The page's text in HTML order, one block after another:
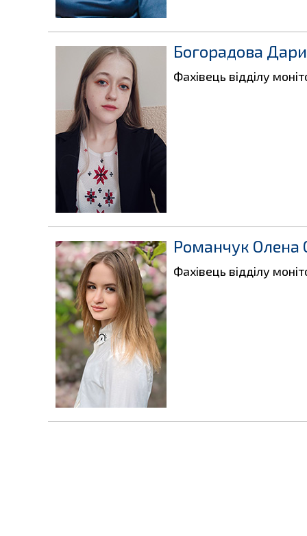
Богорадова
Фахівець відділу
Романчук Олена
Фахівець відділу